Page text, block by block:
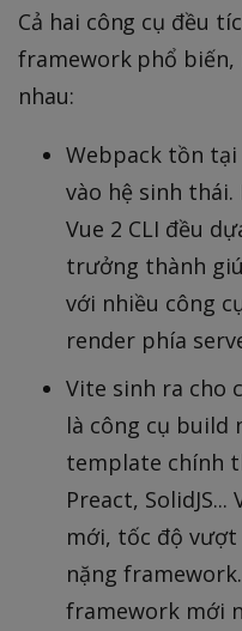
Cả hai công cụ đều
framework phổ biến,
nhau:
Webpack tồn tại
vào hệ sinh thái.
Vue 2 CLI đều
trưởng thành
với nhiều công
render phía
Vite sinh ra cho
là công cụ build
template chính
Preact,
mới, tốc độ
nặng
framework mới